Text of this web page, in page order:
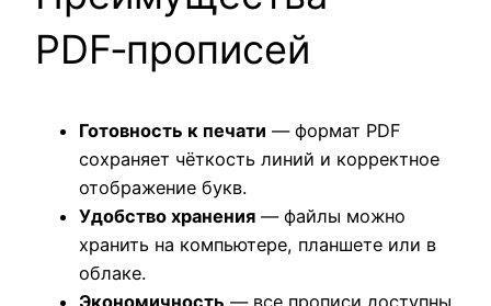
PDF‑прописей
Готовность к печати — формат PDF
сохраняет чёткость линий и корректное
отображение букв.
Удобство хранения — файлы можно
хранить на компьютере, планшете или в
облаке.
Экономичность — все прописи доступны